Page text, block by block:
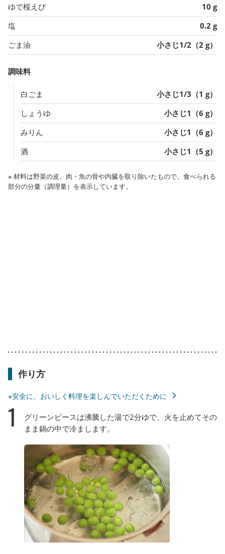
ゆで桜えび
10 g
塩
0.2 g
ごま油
小さじ1/2（2 g）
調味料
白ごま
小さじ1/3（1 g）
しょうゆ
小さじ1（6 g）
みりん
小さじ1（6 g）
酒
小さじ1（5 g）
※ 材料は野菜の皮、肉・魚の骨や内臓を取り除いたもので、食べられる
部分の分量（調理量）を表示しています。
作り方
※安全に、おいしく料理を楽しんでいただくために
1
グリーンピースは沸騰した湯で2分ゆで、火を止めてその
まま鍋の中で冷まします。